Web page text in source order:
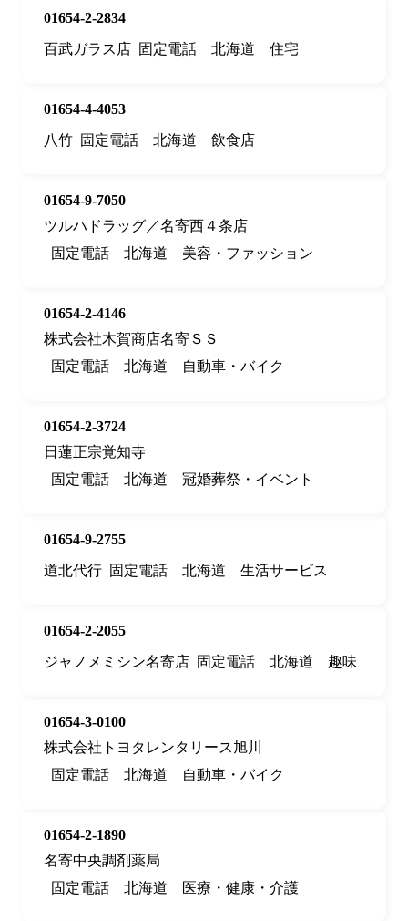
01654-2-2834
百武ガラス店 固定電話 北海道 住宅
01654-4-4053
八竹 固定電話 北海道 飲食店
01654-9-7050
ツルハドラッグ／名寄西４条店
固定電話
北海道 美容・ファッション
01654-2-4146
株式会社木賀商店名寄ＳＳ
固定電話
北海道 自動車・バイク
01654-2-3724
日蓮正宗覚知寺
固定電話
北海道 冠婚葬祭・イベント
01654-9-2755
道北代行 固定電話 北海道 生活サービス
01654-2-2055
ジャノメミシン名寄店 固定電話 北海道 趣味
01654-3-0100
株式会社トヨタレンタリース旭川
固定電話
北海道 自動車・バイク
01654-2-1890
名寄中央調剤薬局
固定電話
北海道 医療・健康・介護